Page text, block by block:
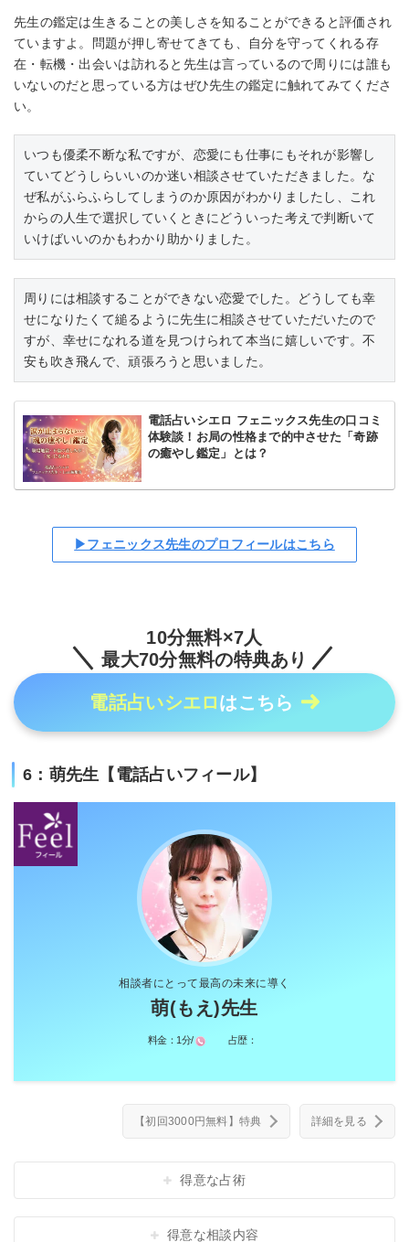
先生の鑑定は生きることの美しさを知ることができると評価され
ていますよ。問題が押し寄せてきても、自分を守ってくれる存
在・転機・出会いは訪れると先生は言っているので周りには誰も
いないのだと思っている方はぜひ先生の鑑定に触れてみてくださ
い。
いつも優柔不断な私ですが、恋愛にも仕事にもそれが影響し
ていてどうしらいいのか迷い相談させていただきました。な
ぜ私がふらふらしてしまうのか原因がわかりましたし、これ
からの人生で選択していくときにどういった考えで判断いて
いけばいいのかもわかり助かりました。
周りには相談することができない恋愛でした。どうしても幸
せになりたくて縋るように先生に相談させていただいたので
すが、幸せになれる道を見つけられて本当に嬉しいです。不
安も吹き飛んで、頑張ろうと思いました。
電話占いシエロ フェニックス先生の口コミ
体験談！お局の性格まで的中させた「奇跡
の癒やし鑑定」とは？
▶フェニックス先生のプロフィールはこちら
10分無料×7人
最大70分無料の特典あり
電話占いシエロはこちら
6：萌先生【電話占いフィール】
相談者にとって最高の未来に導く
萌(もえ)先生
料金： 1分/ 占歴：
【初回3000円無料】特典 詳細を見る
得意な占術
得意な相談内容